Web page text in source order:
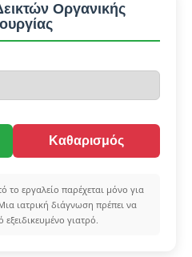
Οργανικής
Καθαρισμός
το εργαλείο παρέχεται μόνο για
ιατρική διάγνωση πρέπει να
εξειδικευμένο γιατρό.